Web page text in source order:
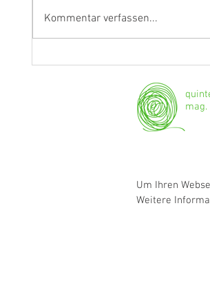
Kommentar verfassen...
Um Ihren
Weitere